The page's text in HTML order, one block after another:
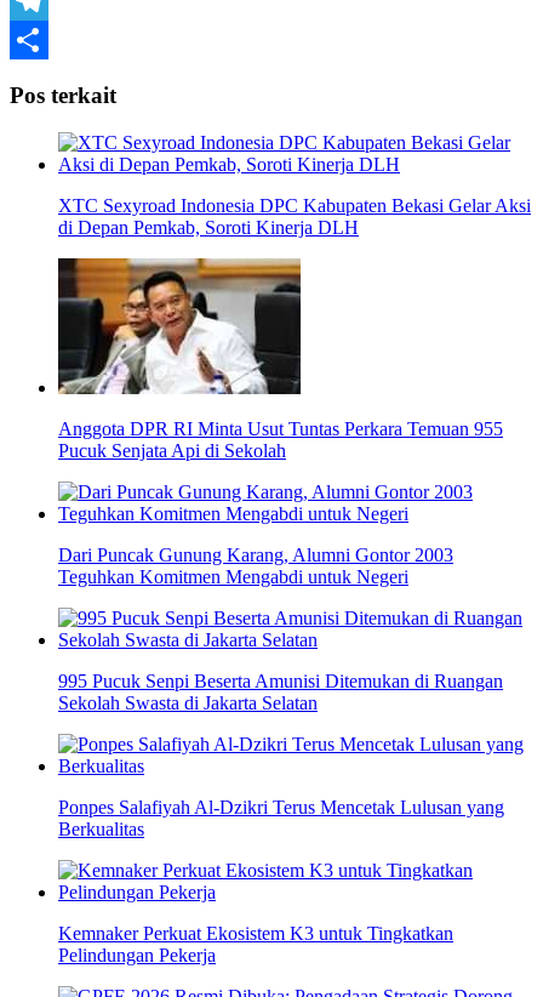
Telegram
Pos terkait
XTC Sexyroad Indonesia DPC Kabupaten Bekasi Gelar Aksi
di Depan Pemkab, Soroti Kinerja DLH
Anggota DPR RI Minta Usut Tuntas Perkara Temuan 955
Pucuk Senjata Api di Sekolah
Dari Puncak Gunung Karang, Alumni Gontor 2003
Teguhkan Komitmen Mengabdi untuk Negeri
995 Pucuk Senpi Beserta Amunisi Ditemukan di Ruangan
Sekolah Swasta di Jakarta Selatan
Ponpes Salafiyah Al-Dzikri Terus Mencetak Lulusan yang
Berkualitas
Kemnaker Perkuat Ekosistem K3 untuk Tingkatkan
Pelindungan Pekerja